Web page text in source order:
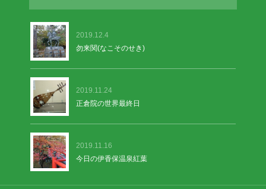
2019.12.4
勿来関(なこそのせき)
2019.11.24
正倉院の世界最終日
2019.11.16
今日の伊香保温泉紅葉